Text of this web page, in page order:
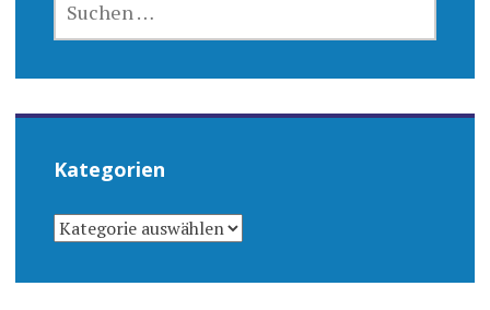
NACH:
Kategorien
KATEGORIEN